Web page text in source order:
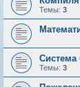
Темы: 3
Система
Темы: 3